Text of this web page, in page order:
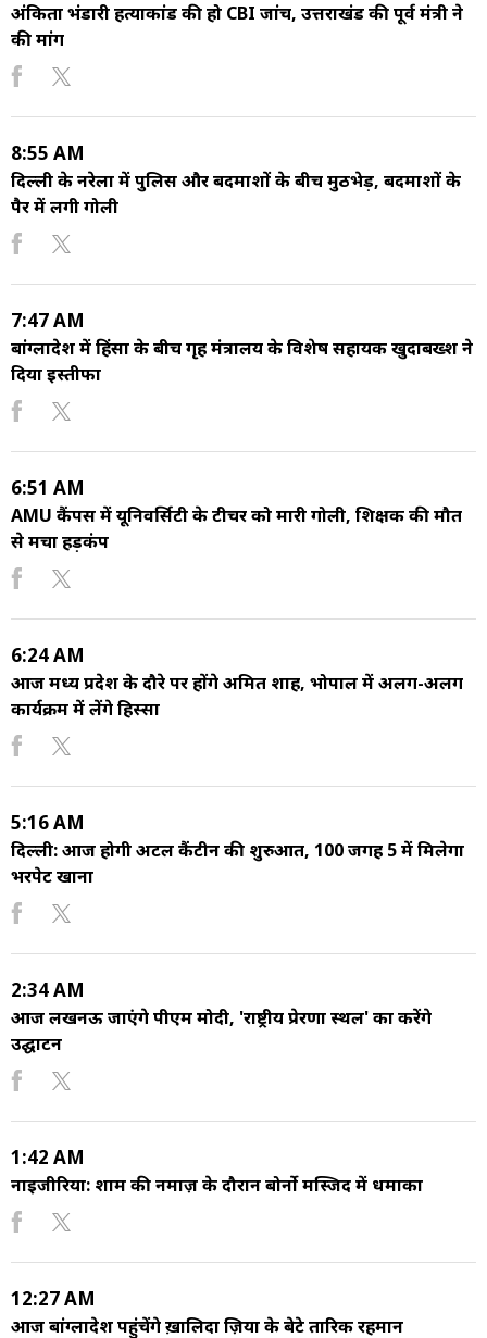
अंकिता भंडारी हत्याकांड की हो CBI जांच, उत्तराखंड की पूर्व मंत्री ने
की मांग
8:55 AM
दिल्ली के नरेला में पुलिस और बदमाशों के बीच मुठभेड़, बदमाशों के
पैर में लगी गोली
7:47 AM
बांग्लादेश में हिंसा के बीच गृह मंत्रालय के विशेष सहायक खुदाबख्श ने
दिया इस्तीफा
6:51 AM
AMU कैंपस में यूनिवर्सिटी के टीचर को मारी गोली, शिक्षक की मौत
से मचा हड़कंप
6:24 AM
आज मध्य प्रदेश के दौरे पर होंगे अमित शाह, भोपाल में अलग-अलग
कार्यक्रम में लेंगे हिस्सा
5:16 AM
दिल्ली: आज होगी अटल कैंटीन की शुरुआत, 100 जगह ₹5 में मिलेगा
भरपेट खाना
2:34 AM
आज लखनऊ जाएंगे पीएम मोदी, 'राष्ट्रीय प्रेरणा स्थल' का करेंगे
उद्घाटन
1:42 AM
नाइजीरिया: शाम की नमाज़ के दौरान बोर्नो मस्जिद में धमाका
12:27 AM
आज बांग्लादेश पहुंचेंगे ख़ालिदा ज़िया के बेटे तारिक रहमान